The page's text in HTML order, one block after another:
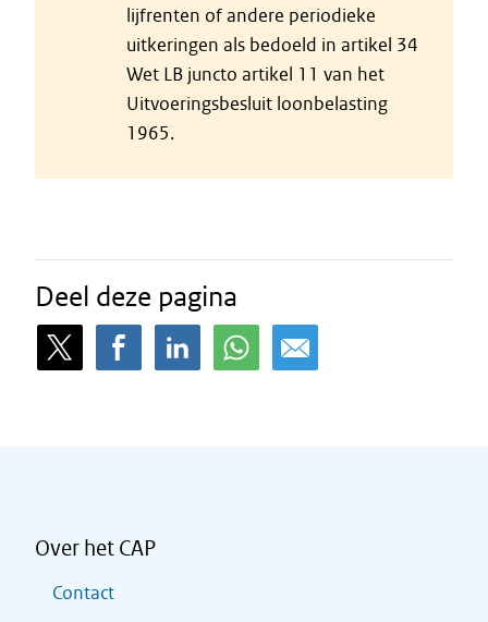
lijfrenten of andere periodieke
uitkeringen als bedoeld in artikel 34
Wet LB juncto artikel 11 van het
Uitvoeringsbesluit loonbelasting
1965.
Deel deze pagina
Over het CAP
Contact